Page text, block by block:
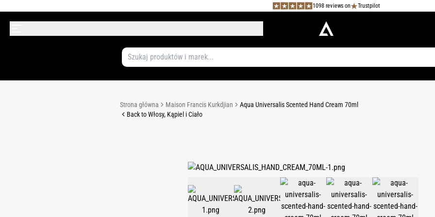
1098 reviews on Trustpilot
Strona główna Maison Francis Kurkdjian
Aqua Universalis Scented Hand Cream 70ml
Back to Włosy, Kąpiel i Ciało